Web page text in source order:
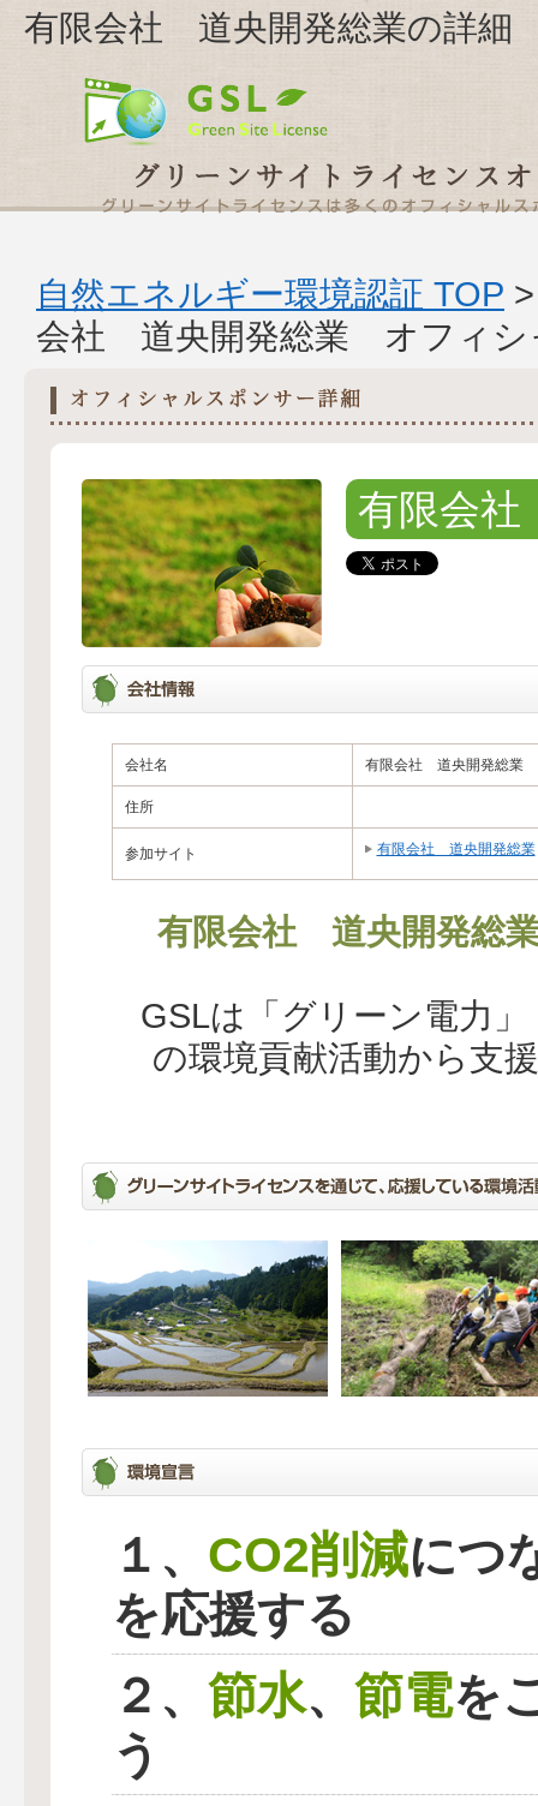
有限会社 道央開発総業の詳細
自然エネルギー環境認証 TOP
会社 道央開発総業 オフィシ
有限会
会社名 有限会社 道央開発総業
住所
参加サイト 有限会社 道央開発総業
有限会社 道央開発総
GSLは「グリーン電力
の環境貢献活動から支
１、 CO2削減につ
を応援する
２、 節水、 節電を
う